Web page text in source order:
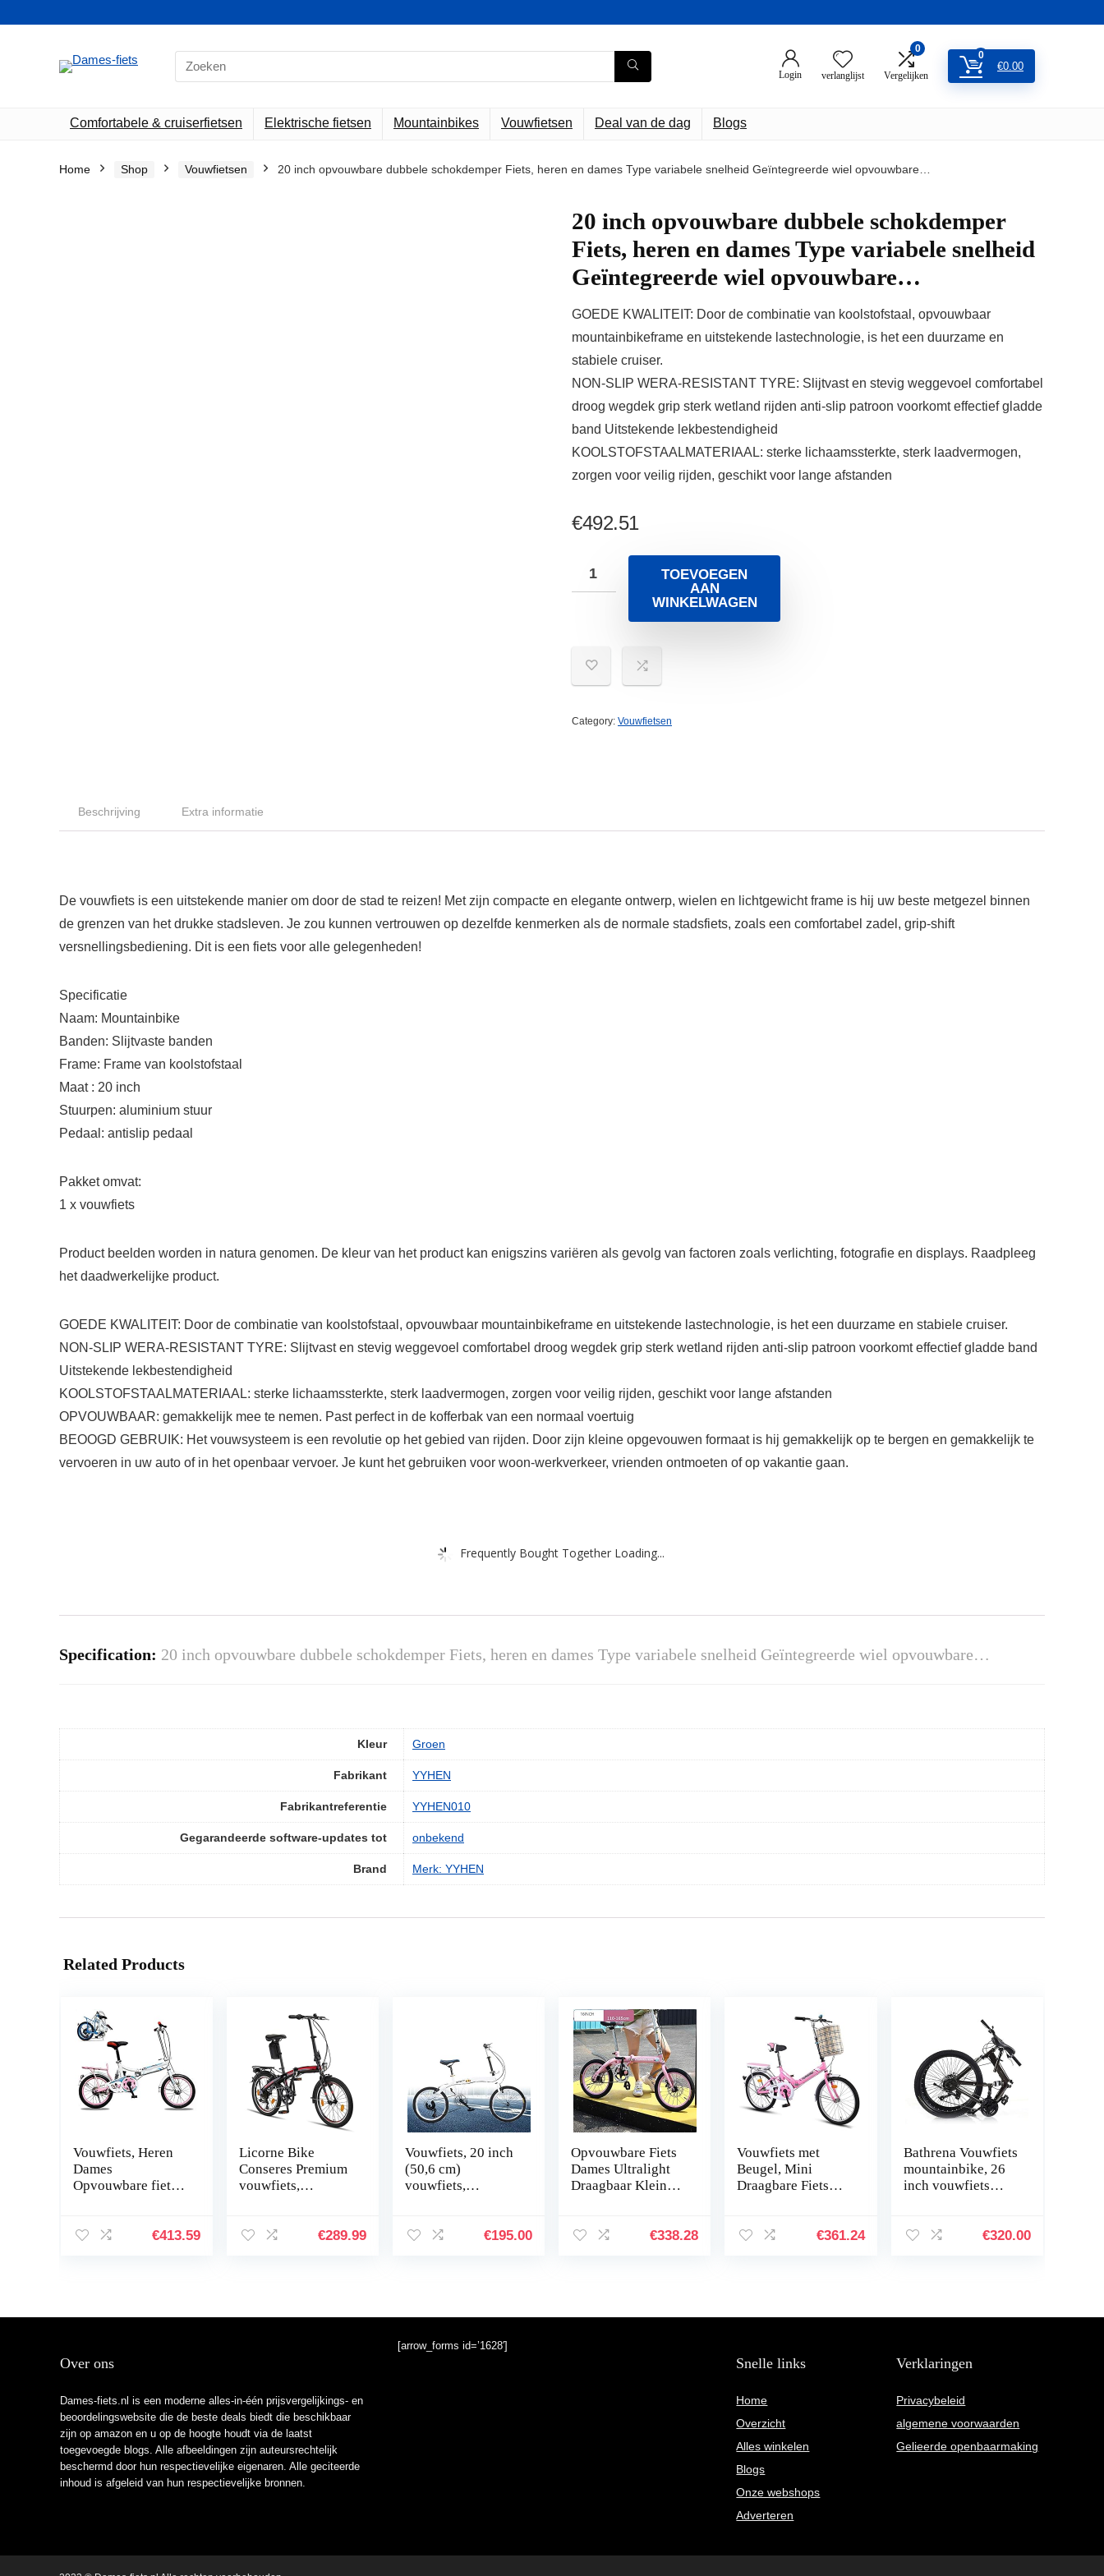
Search
for:
Login verlanglijst
0
Vergelijken
0
€0.00
Comfortabele & cruiserfietsen Elektrische fietsen Mountainbikes Vouwfietsen Deal van de dag Blogs
Home Shop Vouwfietsen 20 inch opvouwbare dubbele schokdemper Fiets, heren en dames Type variabele snelheid Geïntegreerde wiel opvouwbare…
20 inch opvouwbare dubbele schokdemper
Fiets, heren en dames Type variabele snelheid
Geïntegreerde wiel opvouwbare…
GOEDE KWALITEIT: Door de combinatie van koolstofstaal, opvouwbaar
mountainbikeframe en uitstekende lastechnologie, is het een duurzame en
stabiele cruiser.
NON-SLIP WERA-RESISTANT TYRE: Slijtvast en stevig weggevoel comfortabel
droog wegdek grip sterk wetland rijden anti-slip patroon voorkomt effectief gladde
band Uitstekende lekbestendigheid
KOOLSTOFSTAALMATERIAAL: sterke lichaamssterkte, sterk laadvermogen,
zorgen voor veilig rijden, geschikt voor lange afstanden
€492.51
TOEVOEGEN
AAN
WINKELWAGEN
Category: Vouwfietsen
Beschrijving Extra informatie
De vouwfiets is een uitstekende manier om door de stad te reizen! Met zijn compacte en elegante ontwerp, wielen en lichtgewicht frame is hij uw beste metgezel binnen
de grenzen van het drukke stadsleven. Je zou kunnen vertrouwen op dezelfde kenmerken als de normale stadsfiets, zoals een comfortabel zadel, grip-shift
versnellingsbediening. Dit is een fiets voor alle gelegenheden!
Specificatie
Naam: Mountainbike
Banden: Slijtvaste banden
Frame: Frame van koolstofstaal
Maat : 20 inch
Stuurpen: aluminium stuur
Pedaal: antislip pedaal
Pakket omvat:
1 x vouwfiets
Product beelden worden in natura genomen. De kleur van het product kan enigszins variëren als gevolg van factoren zoals verlichting, fotografie en displays. Raadpleeg
het daadwerkelijke product.
GOEDE KWALITEIT: Door de combinatie van koolstofstaal, opvouwbaar mountainbikeframe en uitstekende lastechnologie, is het een duurzame en stabiele cruiser.
NON-SLIP WERA-RESISTANT TYRE: Slijtvast en stevig weggevoel comfortabel droog wegdek grip sterk wetland rijden anti-slip patroon voorkomt effectief gladde band
Uitstekende lekbestendigheid
KOOLSTOFSTAALMATERIAAL: sterke lichaamssterkte, sterk laadvermogen, zorgen voor veilig rijden, geschikt voor lange afstanden
OPVOUWBAAR: gemakkelijk mee te nemen. Past perfect in de kofferbak van een normaal voertuig
BEOOGD GEBRUIK: Het vouwsysteem is een revolutie op het gebied van rijden. Door zijn kleine opgevouwen formaat is hij gemakkelijk op te bergen en gemakkelijk te
vervoeren in uw auto of in het openbaar vervoer. Je kunt het gebruiken voor woon-werkverkeer, vrienden ontmoeten of op vakantie gaan.
Frequently Bought Together Loading...
Specification: 20 inch opvouwbare dubbele schokdemper Fiets, heren en dames Type variabele snelheid Geïntegreerde wiel opvouwbare…
Kleur ‎Groen
Fabrikant ‎YYHEN
Fabrikantreferentie ‎YYHEN010
Gegarandeerde software-updates tot ‎onbekend
Brand Merk: YYHEN
Related Products
Vouwfiets, Heren
Dames
Opvouwbare fiets,
Gestroomlijnd€413.59
Licorne Bike
Conseres Premium
vouwfiets,
heren, jongens,
€289.99
Vouwfiets, 20 inch
(50,6 cm)
vouwfiets,
draagbare fiets,
€195.00
Opvouwbare Fiets
Dames Ultralight
Draagbaar Klein
Opvouwbaar Licht
€338.28
Vouwfiets met
Beugel, Mini
Draagbare Fiets
Stadsfiets Kleine
€361.24
Bathrena Vouwfiets
mountainbike, 26
inch vouwfiets
dames jongens
€320.00
Over ons
Dames-fiets.nl is een moderne alles-in-één prijsvergelijkings- en
beoordelingswebsite die de beste deals biedt die beschikbaar
zijn op amazon en u op de hoogte houdt via de laatst
toegevoegde blogs. Alle afbeeldingen zijn auteursrechtelijk
beschermd door hun respectievelijke eigenaren. Alle geciteerde
inhoud is afgeleid van hun respectievelijke bronnen.
[arrow_forms id=’1628′]
Snelle links
Home
Overzicht
Alles winkelen
Blogs
Onze webshops
Adverteren
Verklaringen
Privacybeleid
algemene voorwaarden
Gelieerde openbaarmaking